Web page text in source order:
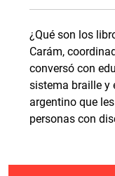
¿Qué son los
Carám,
conversó con
sistema braille y
argentino que
personas con